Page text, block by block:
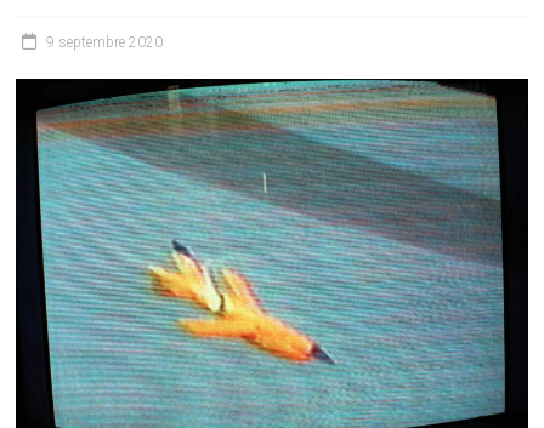
9 septembre 2020